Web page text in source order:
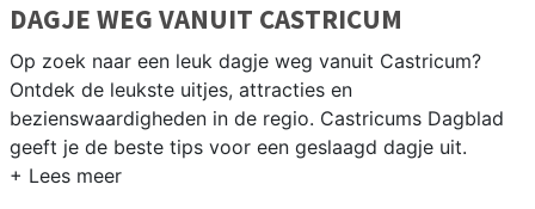
DAGJE WEG VANUIT CASTRICUM
Op zoek naar een leuk dagje weg vanuit Castricum?
Ontdek de leukste uitjes, attracties en
bezienswaardigheden in de regio. Castricums Dagblad
geeft je de beste tips voor een geslaagd dagje uit.